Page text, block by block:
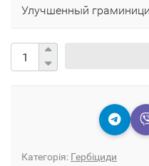
Улучшенный
Категорія: Гербіциди